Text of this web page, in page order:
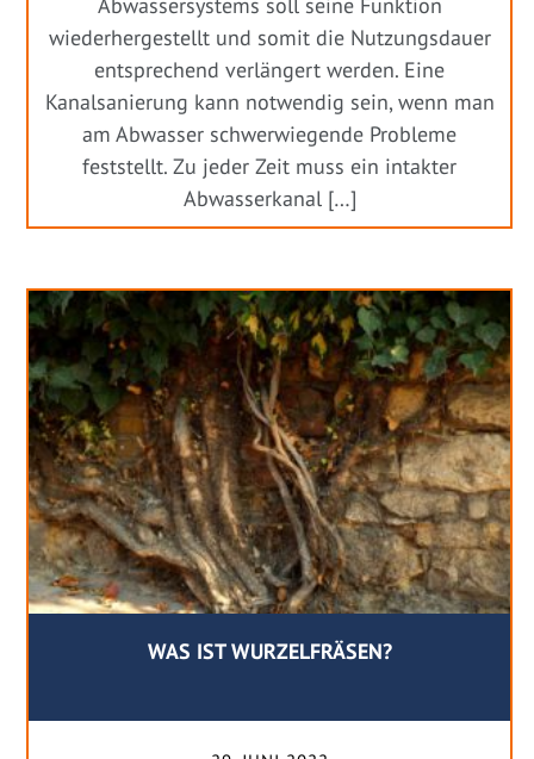
wiederhergestellt und somit die Nutzungsdauer
entsprechend verlängert werden. Eine
Kanalsanierung kann notwendig sein, wenn man
am Abwasser schwerwiegende Probleme
feststellt. Zu jeder Zeit muss ein intakter
Abwasserkanal […]
WAS IST WURZELFRÄSEN?